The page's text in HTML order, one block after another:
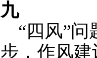
九
“四风”问
步，作风